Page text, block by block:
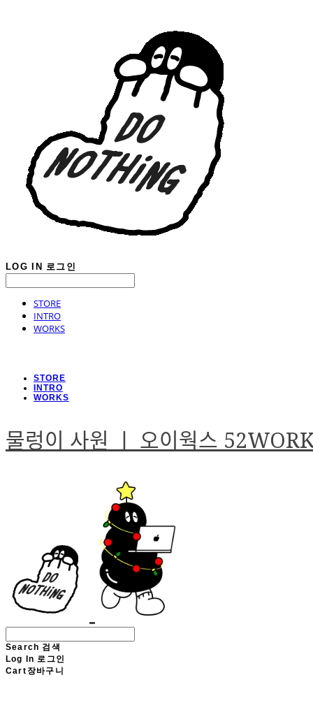
LOG IN 로그인
STORE
INTRO
WORKS
STORE
INTRO
WORKS
물렁이 사원 ㅣ 오이웍스
Search 검색
Log In 로그인
Cart 장바구니